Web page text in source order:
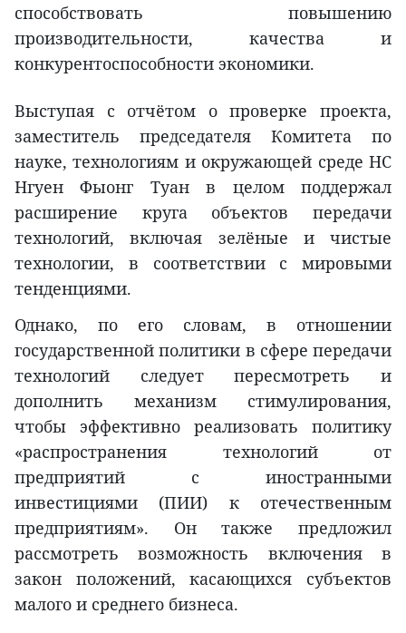
способствовать повышению
производительности, качества и
конкурентоспособности экономики.
Выступая с отчётом о проверке проекта,
заместитель председателя Комитета по
науке, технологиям и окружающей среде НС
Нгуен Фыонг Туан в целом поддержал
расширение круга объектов передачи
технологий, включая зелёные и чистые
технологии, в соответствии с мировыми
тенденциями.
Однако, по его словам, в отношении
государственной политики в сфере передачи
технологий следует пересмотреть и
дополнить механизм стимулирования,
чтобы эффективно реализовать политику
«распространения технологий от
предприятий с иностранными
инвестициями (ПИИ) к отечественным
предприятиям». Он также предложил
рассмотреть возможность включения в
закон положений, касающихся субъектов
малого и среднего бизнеса.